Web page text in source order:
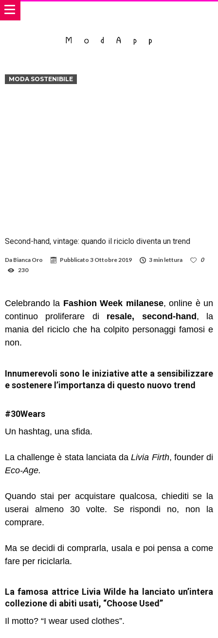
MODA SOSTENIBILE
Second-hand, vintage: quando il riciclo diventa un trend
Da Bianca Oro Pubblicato 3 Ottobre 2019 3 min lettura
0
230
Celebrando la Fashion Week milanese, online è un
continuo proliferare di resale, second-hand , la
mania del riciclo che ha colpito personaggi famosi e
non.
Innumerevoli sono le iniziative atte a sensibilizzare
e sostenere l’importanza di questo nuovo trend
#30Wears
Un hashtag, una sfida.
La challenge è stata lanciata daLivia Firth, founder di
Eco-Age.
Quando stai per acquistare qualcosa, chiediti se la
userai almeno 30 volte. Se rispondi no, non la
comprare.
Ma se decidi di comprarla, usala e poi pensa a come
fare per riciclarla.
La famosa attrice Livia Wilde ha lanciato un’intera
collezione di abiti usati, “Choose Used”
Il motto? “I wear used clothes”.